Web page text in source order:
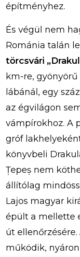
építményhez.
És végül nem
Románia talán
törcsvári
km-re,
lábánál, egy
az égvilágon
vámpírokhoz. A
gróf
könyvbeli
Țepeș nem
állítólag
Lajos magyar
épült a mellette
út
működik,